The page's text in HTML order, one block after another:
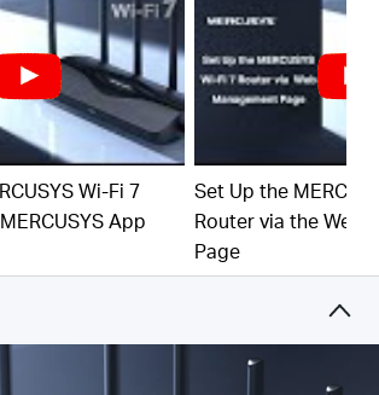
vaše síť ohromující výkon.‡
(MLO):Zvyšuje propustnost,
a zlepšuje spolehlivost nově se
‡
1× 2.5 Gb/s WAN port a 3× 2.5 Gb/s
úzké hrdlo 1 Gbit/s a zvyšují výkon
signálem:6× všesměrové antény,
Wi-Fi a technologie
připojení a méně rušení.
Spolupracuje se
dosahu EasyMesh a vytváří
Wi-Fi 7
App
Set Up the
Router via the Web
Page